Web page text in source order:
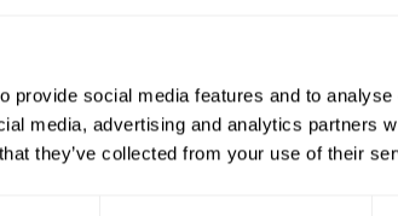
provide social media features and to
media, advertising and analytics partners
they’ve collected from your use of their